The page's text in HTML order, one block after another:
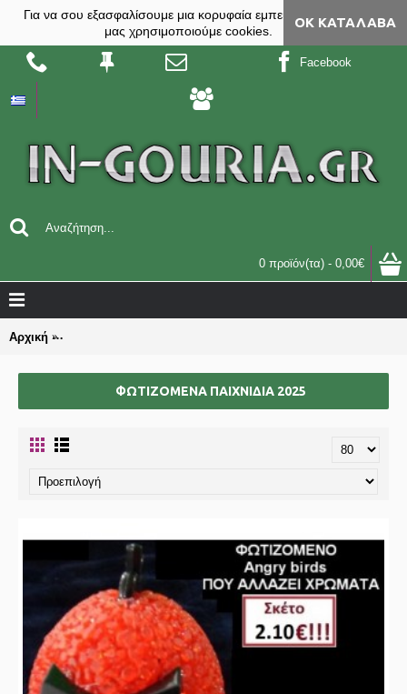
Για να σου εξασφαλίσουμε μια κορυφαία εμπειρία, στο site
μας χρησιμοποιούμε cookies.
ΟΚ ΚΑΤΆΛΑΒΑ
Facebook
0 προϊόν(τα) - 0,00€
Αρχική ΓΟΥΡΙΑ-ΔΩΡΑ ΓΙΑ ΕΚΔΗΛΩΣΕΙΣ ΣΥΛΛΟΓΟΥΣ -
ΦΩΤΙΖΟΜΕΝΑ ΠΑΙΧΝΙΔΙΑ 2025